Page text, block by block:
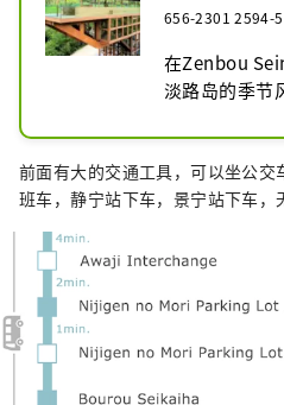
656-2301 2594-
在Zenbou
淡路岛的季节
的星星。这
厅”。您可以
和媒体上，其
路岛的山脊线
目的是让任何
禅，让您在没
前面有大的交通工具，可以坐公交
班车，静宁站下车，景宁站下车，